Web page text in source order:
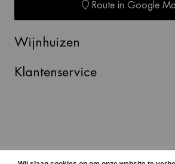
Route in Google
Wijnhuizen
Klantenservice